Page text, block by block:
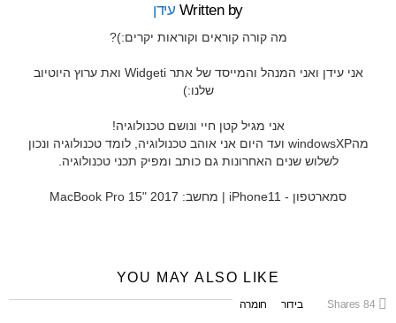
Written by עידן
מה קורה קוראים וקוראות יקרים:)?
אני עידן ואני המנהל והמייסד של אתר Widgeti ואת ערוץ היוטיוב
שלנו:)
אני מגיל קטן חיי ונושם טכנולוגיה!
מהwindowsXP ועד היום אני אוהב טכנולוגיה, לומד טכנולוגיה ונכון
לשלוש שנים האחרונות גם כותב ומפיק תכני טכנולוגיה.
סמארטפון - iPhone11 | מחשב: MacBook Pro 15" 2017
YOU MAY ALSO LIKE
84
Shares בידור חומרה